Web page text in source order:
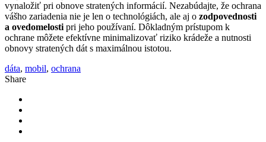
vynaložiť pri obnove stratených informácií. Nezabúdajte, že ochrana
vášho zariadenia nie je len o technológiách, ale aj o zodpovednosti
a ovedomelosti pri jeho používaní. Dôkladným prístupom k
ochrane môžete efektívne minimalizovať riziko krádeže a nutnosti
obnovy stratených dát s maximálnou istotou.
dáta, mobil, ochrana
Share